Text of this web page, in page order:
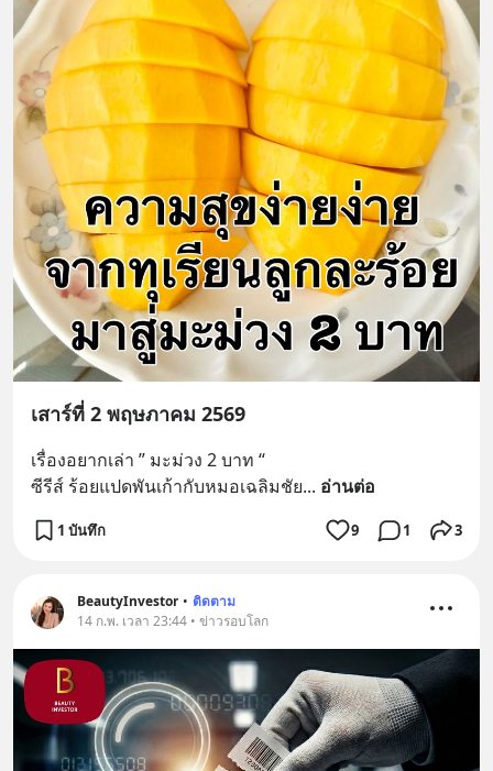
เสาร์ที่ 2 พฤษภาคม 2569
เรื่องอยากเล่า ” มะม่วง 2 บาท “
ซีรีส์ ร้อยแปดพันเก้ากับหมอเฉลิมชัย... อ่านต่อ
1 บันทึก 9 1 3
BeautyInvestor • ติดตาม
14 ก.พ. เวลา 23:44 • ข่าวรอบโลก